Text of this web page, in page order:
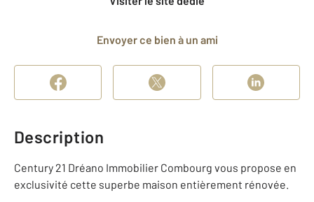
Envoyer ce bien à un ami
Description
Century 21 Dréano Immobilier Combourg vous propose en
exclusivité cette superbe maison entièrement rénovée.